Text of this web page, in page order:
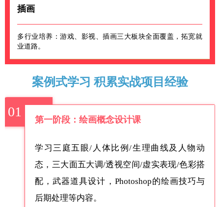
插画
多行业培养：游戏、影视、插画三大板块全面覆盖，拓宽就
业道路。
案例式学习 积累实战项目经验
01
第一阶段：绘画概念设计课
学习三庭五眼/人体比例/生理曲线及人物动
态，三大面五大调/透视空间/虚实表现/色彩搭
配，武器道具设计，Photoshop的绘画技巧与
后期处理等内容。